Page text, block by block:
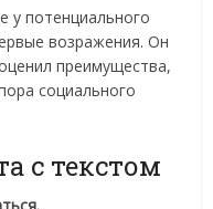
у потенциального
возражения. Он
преимущества,
социального
с текстом